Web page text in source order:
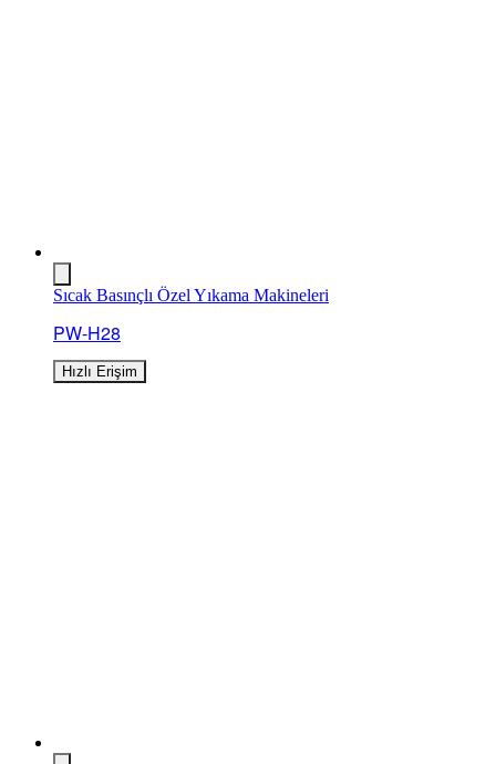
Sıcak Basınçlı Özel Yıkama Makineleri
PW-H28
Hızlı Erişim